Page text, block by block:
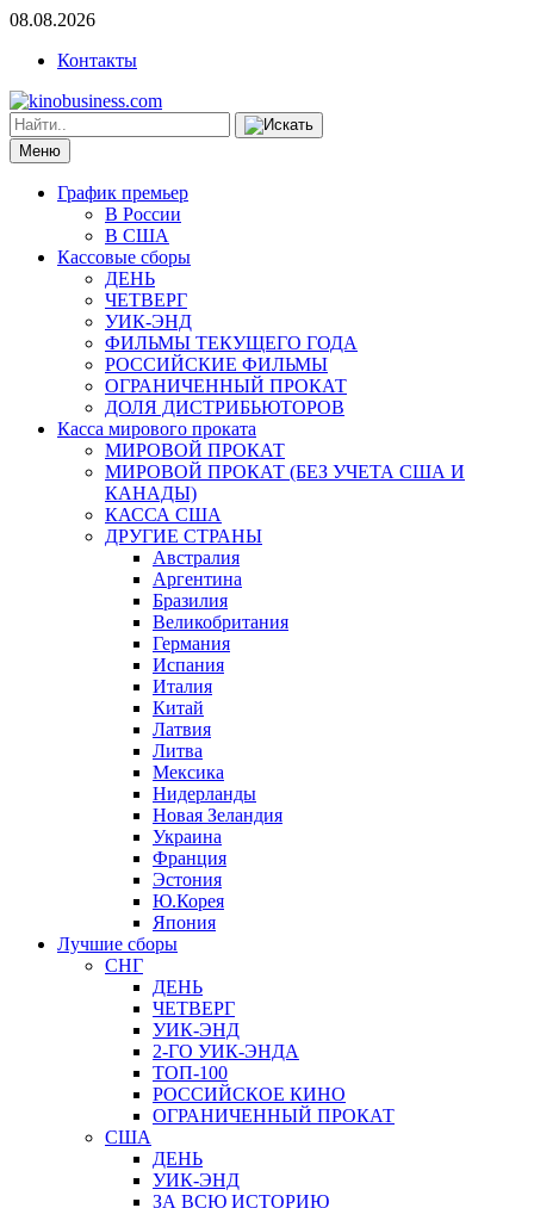
08.08.2026
Контакты
Меню
График премьер
В России
В США
Кассовые сборы
ДЕНЬ
ЧЕТВЕРГ
УИК-ЭНД
ФИЛЬМЫ ТЕКУЩЕГО ГОДА
РОССИЙСКИЕ ФИЛЬМЫ
ОГРАНИЧЕННЫЙ ПРОКАТ
ДОЛЯ ДИСТРИБЬЮТОРОВ
Касса мирового проката
МИРОВОЙ ПРОКАТ
МИРОВОЙ ПРОКАТ (БЕЗ УЧЕТА США И
КАНАДЫ)
КАССА США
ДРУГИЕ СТРАНЫ
Австралия
Аргентина
Бразилия
Великобритания
Германия
Испания
Италия
Китай
Латвия
Литва
Мексика
Нидерланды
Новая Зеландия
Украина
Франция
Эстония
Ю.Корея
Япония
Лучшие сборы
СНГ
ДЕНЬ
ЧЕТВЕРГ
УИК-ЭНД
2-ГО УИК-ЭНДА
ТОП-100
РОССИЙСКОЕ КИНО
ОГРАНИЧЕННЫЙ ПРОКАТ
США
ДЕНЬ
УИК-ЭНД
ЗА ВСЮ ИСТОРИЮ